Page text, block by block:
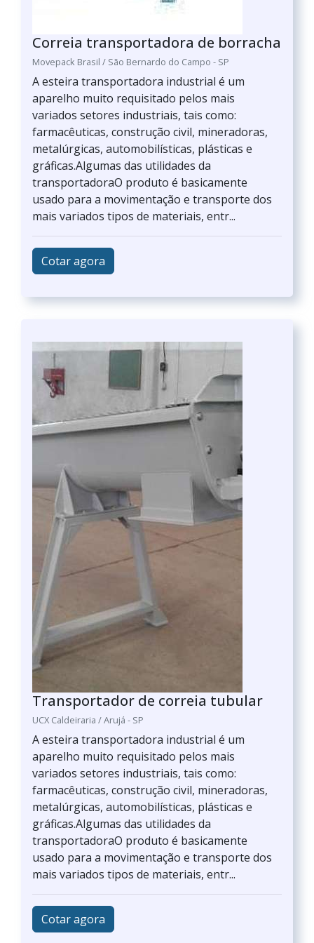
Correia transportadora de borracha
Movepack Brasil / São Bernardo do Campo - SP
A esteira transportadora industrial é um
aparelho muito requisitado pelos mais
variados setores industriais, tais como:
farmacêuticas, construção civil, mineradoras,
metalúrgicas, automobilísticas, plásticas e
gráficas.Algumas das utilidades da
transportadoraO produto é basicamente
usado para a movimentação e transporte dos
mais variados tipos de materiais, entr...
Cotar agora
Transportador de correia tubular
UCX Caldeiraria / Arujá - SP
A esteira transportadora industrial é um
aparelho muito requisitado pelos mais
variados setores industriais, tais como:
farmacêuticas, construção civil, mineradoras,
metalúrgicas, automobilísticas, plásticas e
gráficas.Algumas das utilidades da
transportadoraO produto é basicamente
usado para a movimentação e transporte dos
mais variados tipos de materiais, entr...
Cotar agora